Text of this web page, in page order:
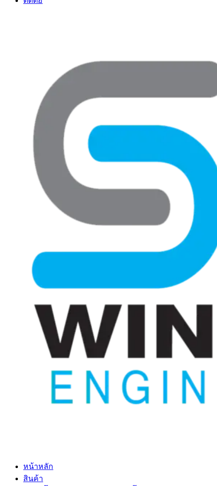
หน้าหลัก
สินค้า